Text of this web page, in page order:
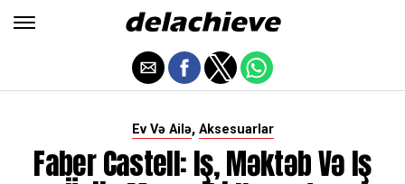
Ev Və Ailə, Aksesuarlar
Faber Castell: Iş, Məktəb Və Iş